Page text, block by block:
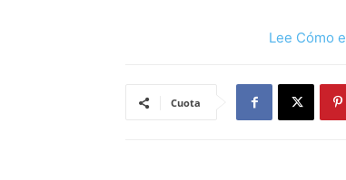
Lee Cómo
Cuota